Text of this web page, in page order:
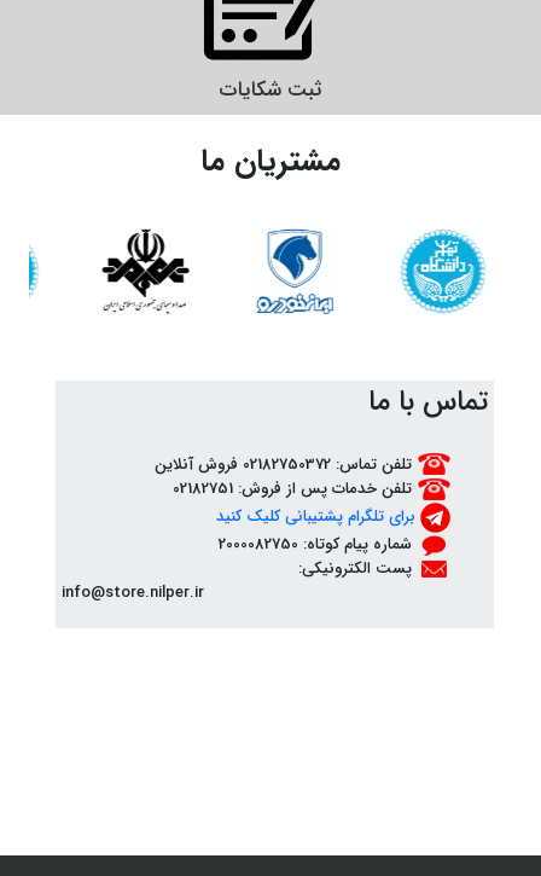
ثبت شکایات
مشتریان ما
تماس با ما
تلفن تماس: 02182750372 فروش آنلاین
تلفن خدمات پس از فروش: 02182751
برای تلگرام پشتیبانی کلیک کنید
شماره پیام کوتاه: 2000082750
پست الکترونیکی:
info@store.nilper.ir